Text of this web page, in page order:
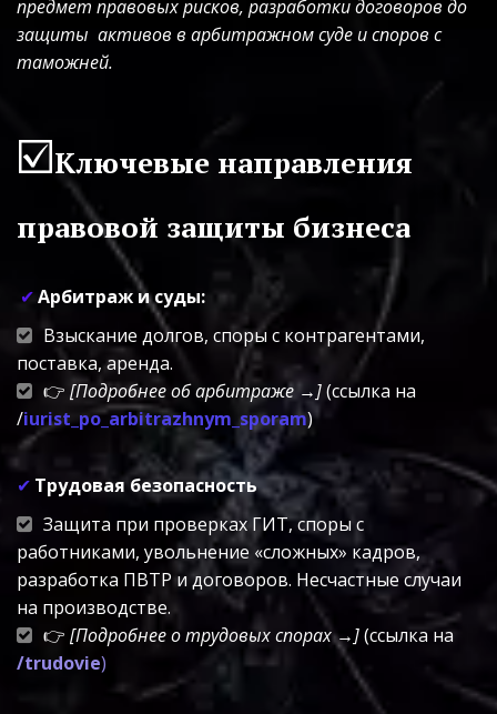
предмет правовых рисков, разработки договоров до
защиты  активов в арбитражном суде и споров с
таможней.
☑️Ключевые направления
правовой защиты бизнеса
✔Арбитраж и суды:
Взыскание долгов, споры с контрагентами,
поставка, аренда.
👉 [Подробнее об арбитраже →] (ссылка на
/iurist_po_arbitrazhnym_sporam)
✔ Трудовая безопасность
Защита при проверках ГИТ, споры с
работниками, увольнение «сложных» кадров,
разработка ПВТР и договоров. Несчастные случаи
на производстве.
👉 [Подробнее о трудовых спорах →]
/trudovie)